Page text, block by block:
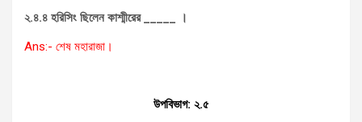
২.৪.৪ হরিসিং ছিলেন কাশ্মীরের_____ ।
Ans:- শেষ মহারাজা।
উপবিভাগ: ২.৫